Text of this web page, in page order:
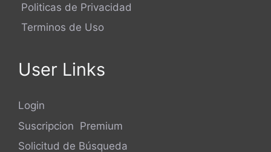
Politicas de Privacidad
Terminos de Uso
User Links
Login
Suscripcion Premium
Solicitud de Búsqueda